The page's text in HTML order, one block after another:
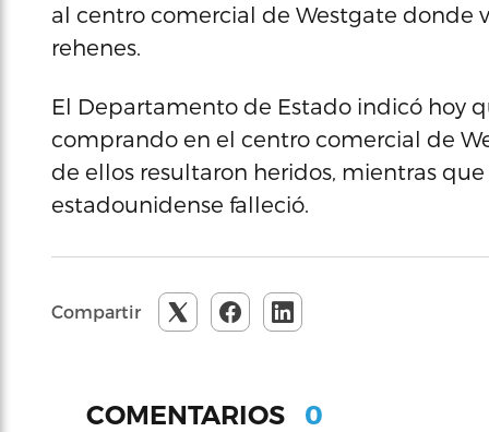
al centro comercial de Westgate donde
rehenes.
El Departamento de Estado indicó hoy
comprando en el centro comercial de
de ellos resultaron heridos, mientras
estadounidense falleció.
Compartir
COMENTARIOS 0